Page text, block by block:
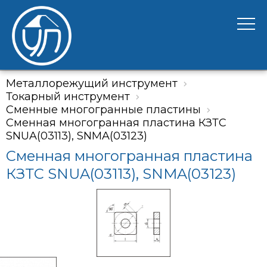
Металлорежущий инструмент
Токарный инструмент
Сменные многогранные пластины
Сменная многогранная пластина КЗТС
SNUA(03113), SNMA(03123)
Сменная многогранная пластина
КЗТС SNUA(03113), SNMA(03123)